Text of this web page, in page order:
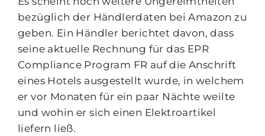
bezüglich der Händlerdaten bei Amazon zu
geben. Ein Händler berichtet davon, dass
seine aktuelle Rechnung für das EPR
Compliance Program FR auf die Anschrift
eines Hotels ausgestellt wurde, in welchem
er vor Monaten für ein paar Nächte weilte
und wohin er sich einen Elektroartikel
liefern ließ.